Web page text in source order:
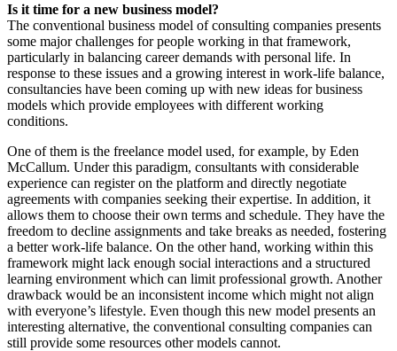
Is it time for a new business model?
The conventional business model of consulting companies presents
some major challenges for people working in that framework,
particularly in balancing career demands with personal life. In
response to these issues and a growing interest in work-life balance,
consultancies have been coming up with new ideas for business
models which provide employees with different working
conditions.
One of them is the freelance model used, for example, by Eden
McCallum. Under this paradigm, consultants with considerable
experience can register on the platform and directly negotiate
agreements with companies seeking their expertise. In addition, it
allows them to choose their own terms and schedule. They have the
freedom to decline assignments and take breaks as needed, fostering
a better work-life balance. On the other hand, working within this
framework might lack enough social interactions and a structured
learning environment which can limit professional growth. Another
drawback would be an inconsistent income which might not align
with everyone’s lifestyle. Even though this new model presents an
interesting alternative, the conventional consulting companies can
still provide some resources other models cannot.